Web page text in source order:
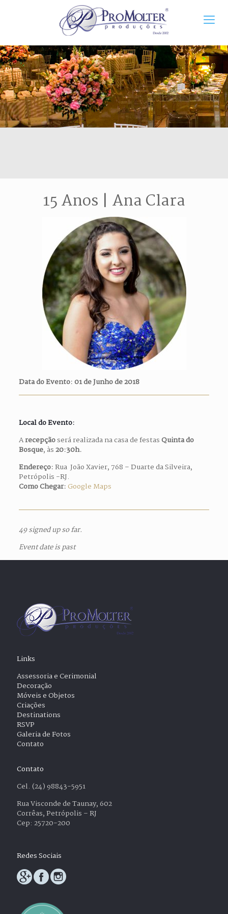
15 Anos | Ana Clara
Data do Evento: 01 de Junho de 2018
Local do Evento:
Arecepçãoserá realizada na casa de festasQuinta do
Bosque, às20:30h.
Endereço:Rua João Xavier, 768 – Duarte da Silveira,
Petrópolis -RJ.
Como Chegar: Google Maps
49 signed up so far.
Event date is past
Links
Assessoria e Cerimonial
Decoração
Móveis e Objetos
Criações
Destinations
RSVP
Galeria de Fotos
Contato
Contato
Cel. (24) 98843-5951
Rua Visconde de Taunay, 602
Corrêas, Petrópolis – RJ
Cep: 25720-200
Redes Sociais